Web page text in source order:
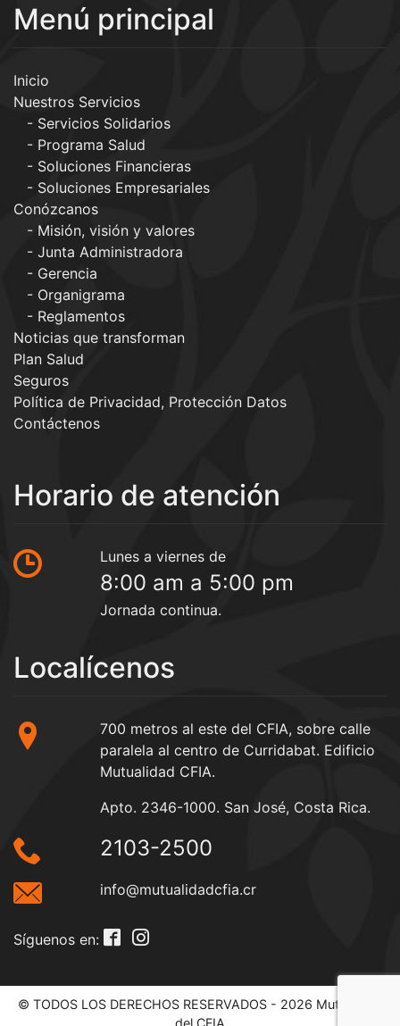
Menú principal
Inicio
Nuestros Servicios
Servicios Solidarios
Programa Salud
Soluciones Financieras
Soluciones Empresariales
Conózcanos
Misión, visión y valores
Junta Administradora
Gerencia
Organigrama
Reglamentos
Noticias que transforman
Plan Salud
Seguros
Política de Privacidad, Protección Datos
Contáctenos
Horario de atención
Lunes a viernes de
8:00 am a 5:00 pm
Jornada continua.
Localícenos
700 metros al este del CFIA, sobre calle
paralela al centro de Curridabat. Edificio
Mutualidad CFIA.
Apto. 2346-1000. San José, Costa Rica.
2103-2500
info@mutualidadcfia.cr
Síguenos en:
© TODOS LOS DERECHOS RESERVADOS - 2026 Mutualidad
del CFIA